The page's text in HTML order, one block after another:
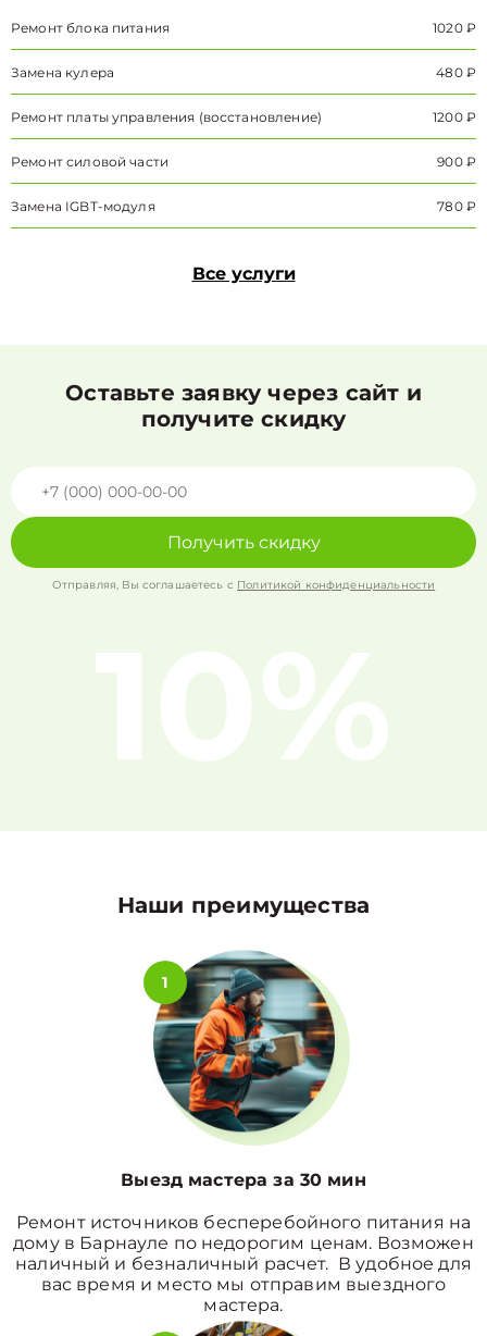
Ремонт блока питания 1020 ₽
Замена кулера 480 ₽
Ремонт платы управления (восстановление) 1200 ₽
Ремонт силовой части 900 ₽
Замена IGBT-модуля 780 ₽
Все услуги
Оставьте заявку через сайт и
получите скидку
Получить скидку
Отправляя, Вы соглашаетесь с Политикой конфиденциальности
10%
Наши преимущества
1
Выезд мастера за 30 мин
Ремонт источников бесперебойного питания на
дому в Барнауле по недорогим ценам. Возможен
наличный и безналичный расчет. В удобное для
вас время и место мы отправим выездного
мастера.